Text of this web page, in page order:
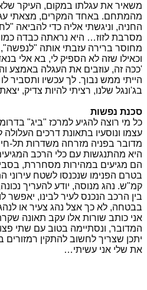
משאיר את עגלתו במקום, העיקר שלא
מהמתחם. באחד המקרים, מצאתי
החניה, וניגשתי אליה כדי להביאה
מסרבת לזוז… היא נראתה כבדה
מחוסר ברירה עזבתי אותה "לנפשה",
וכאילו שזה לא הספיק לי, בא אלי
'ככה זה, עוזבים את העגלה באמצע
הייתי ממש נבוך. לך עכשיו ותסביר
בג'ונגל שלנו, רציתי להיות צדיק,
סכנת נפשות
כל מי רוצה להגיע למרכז "ביג"
עצמו ונוסעיו בתאונת דרכים
מדובר בפניה מזרחה משדרות תל-
היא מהתנגשות עם כלי הרכב
קמ"ש. נהג מנוסה, יודע להעריך
בין הרכב הנכנס לעיר לבינו, יאפשר
בבטחה, לא כך אצל נהג צעיר או
אני כותב שורות אלו עקב תאונה
המדובר, ונסתיימה בטוב עם שתי
יתכן שצריך לחשוב להתקין
את שלי אני עשיתי…